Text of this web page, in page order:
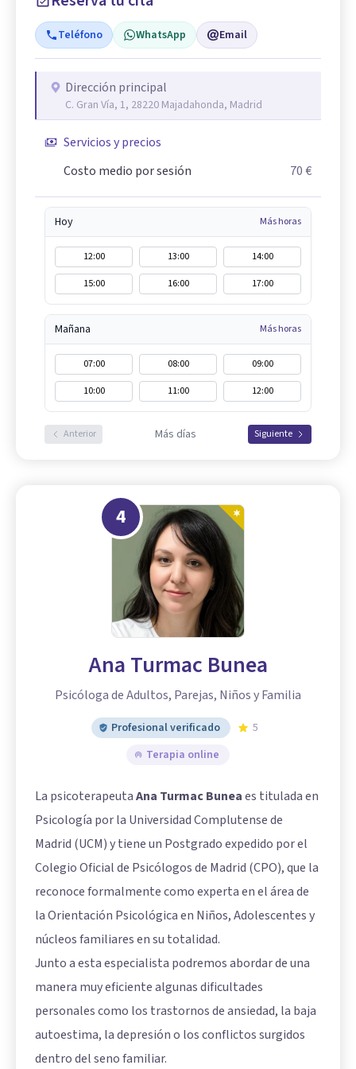
Teléfono WhatsApp Email
Dirección principal
C. Gran Vía, 1, 28220 Majadahonda, Madrid
Servicios y precios
Costo medio por sesión
70 €
Hoy Más horas
12:00 13:00
14:00
15:00
16:00 17:00
Mañana Más horas
07:00 08:00
09:00
10:00
11:00 12:00
Anterior Más días Siguiente
4
Ana Turmac Bunea
Psicóloga de Adultos, Parejas, Niños y Familia
Profesional verificado
5
Terapia online
La psicoterapeutaAna Turmac Buneaes titulada en
Psicología por la Universidad Complutense de
Madrid (UCM) y tiene un Postgrado expedido por el
Colegio Oficial de Psicólogos de Madrid (CPO), que la
reconoce formalmente como experta en el área de
la Orientación Psicológica en Niños, Adolescentes y
núcleos familiares en su totalidad.
Junto a esta especialista podremos abordar de una
manera muy eficiente algunas dificultades
personales como los trastornos de ansiedad, la baja
autoestima, la depresión o los conflictos surgidos
dentro del seno familiar.